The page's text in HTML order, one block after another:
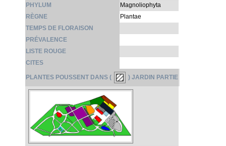
PHYLUM
Magnoliophyta
RÈGNE
Plantae
TEMPS DE FLORAISON
PRÉVALENCE
LISTE ROUGE
CITES
PLANTES POUSSENT DANS ( ) JARDIN PARTIE